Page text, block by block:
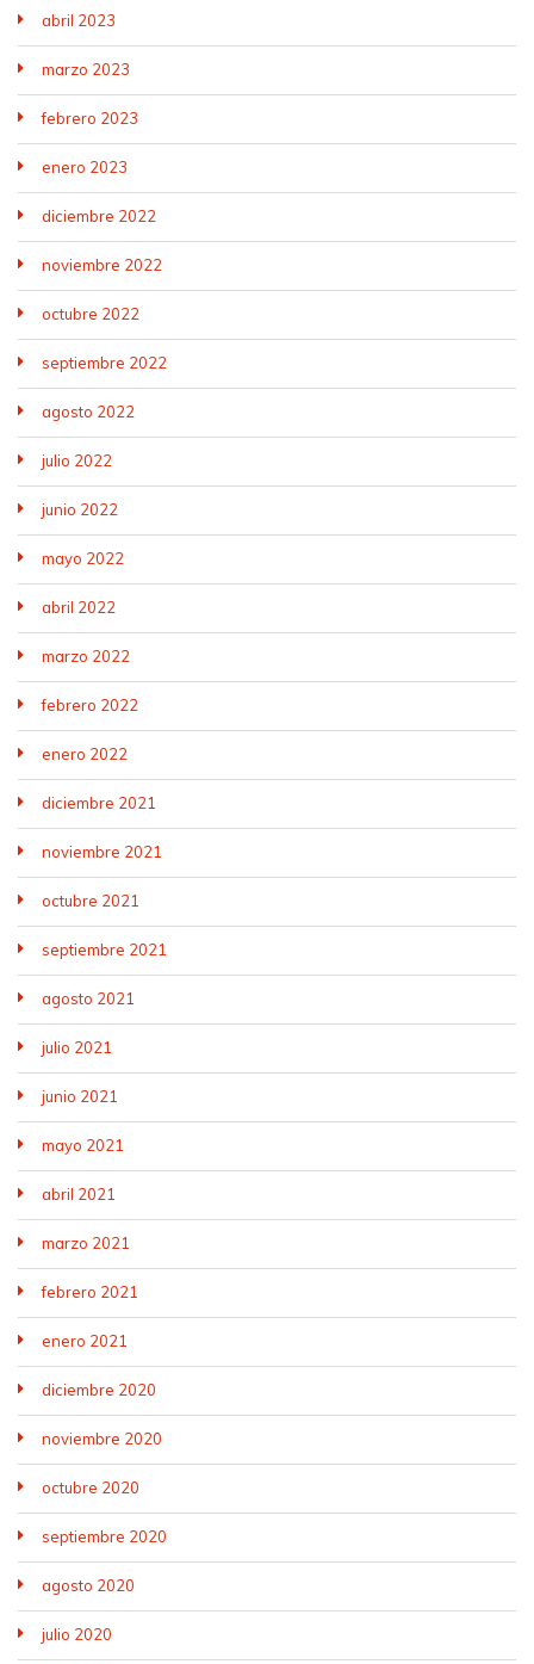
abril 2023
marzo 2023
febrero 2023
enero 2023
diciembre 2022
noviembre 2022
octubre 2022
septiembre 2022
agosto 2022
julio 2022
junio 2022
mayo 2022
abril 2022
marzo 2022
febrero 2022
enero 2022
diciembre 2021
noviembre 2021
octubre 2021
septiembre 2021
agosto 2021
julio 2021
junio 2021
mayo 2021
abril 2021
marzo 2021
febrero 2021
enero 2021
diciembre 2020
noviembre 2020
octubre 2020
septiembre 2020
agosto 2020
julio 2020